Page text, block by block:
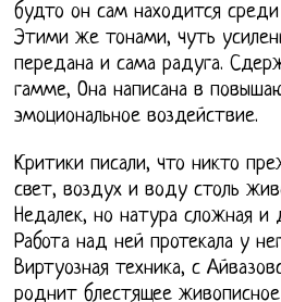
будто он сам находится
Этими же тонами, чуть
передана и сама радуга.
гамме, Она написана в
эмоциональное воздействие.
Критики писали, что никто
свет, воздух и воду столь
Недалек, но натура сложная и
Работа над ней протекала у
Виртуозная техника, с
роднит блестящее